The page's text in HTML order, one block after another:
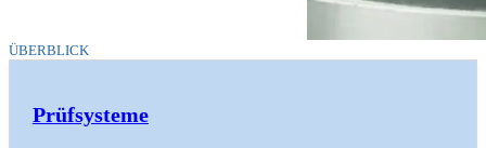
ÜBERBLICK
Prüfsysteme